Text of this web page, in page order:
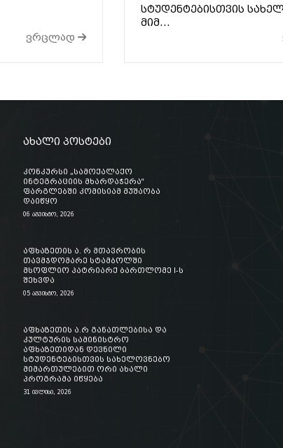
ვრცლად
სტუდენტებისთვის
მიმ...
ახალი პოსტები
კონკურსი „სამოქალაქო
ინტეგრაციის მხარდაჭერა“
ფარგლებში კომისიამ მუშაობა
დაიწყო
06 აგვისტო, 2026
აფხაზეთის ა. რ მთავრობის
თავმჯდომარე სტამბოლში
მსოფლიო პატრიარქ ბართლომე I-ს
შეხვდა
05 აგვისტო, 2026
აფხაზეთის ა.რ განათლებისა და
კულტურის სამინისტრო
აფხაზეთიდან დევნილი
სტუდენტებისთვის სახელოვნებო
მიმართულებით ორი ახალი
პროგრამა იწყება
31 ივლისი, 2026